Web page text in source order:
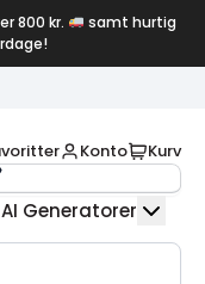
800 kr.
samt hurtig
Konto Kurv
AI Generatorer